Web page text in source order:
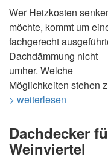
Wer Heizkosten
möchte, kommt um
fachgerecht
Dachdämmung nicht
umher. Welche
Möglichkeiten stehen
> weiterlesen
Dachdecker
Weinviertel